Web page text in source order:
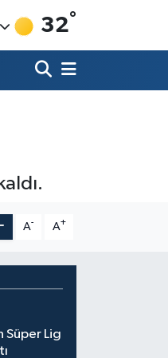
32°
A- A+
Süper Lig